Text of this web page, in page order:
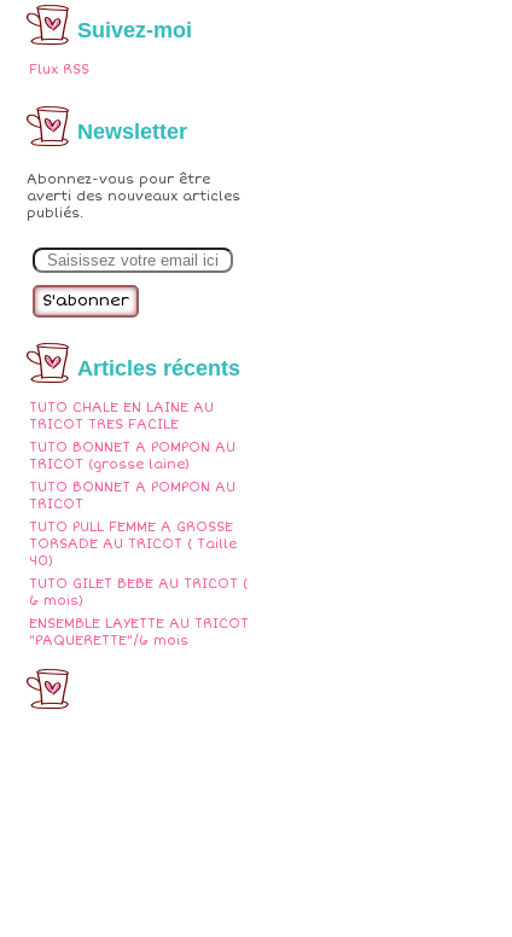
Suivez-moi
Flux RSS
Newsletter
Abonnez-vous pour être
averti des nouveaux articles
publiés.
m
Articles récents
TUTO CHALE EN LAINE AU
TRICOT TRES FACILE
TUTO BONNET A POMPON AU
TRICOT (grosse laine)
TUTO BONNET A POMPON AU
TRICOT
TUTO PULL FEMME A GROSSE
TORSADE AU TRICOT ( Taille
40)
TUTO GILET BEBE AU TRICOT (
6 mois)
ENSEMBLE LAYETTE AU TRICOT
"PAQUERETTE"/6 mois